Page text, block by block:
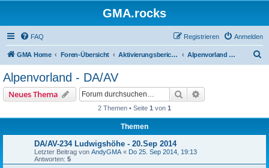
GMA.rocks
FAQ Anmelden
Registrieren
GMA Home Foren-Übersicht Aktivierungsberichte / Activity Reports Alpenvorland - DA/AV
Alpenvorland - DA/AV
Neues Thema Suche
2 Themen • Seite 1 von 1
Themen
DA/AV-234 Ludwigshöhe - 20.Sep 2014
Letzter Beitrag von AndyGMA « Do 25. Sep 2014, 19:13
Antworten: 5